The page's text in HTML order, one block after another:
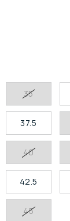
35
37.5
40
42.5
45